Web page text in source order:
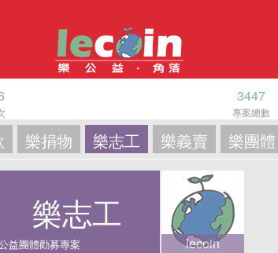
3447
專案總數
樂捐物 樂志工 樂義賣 樂團體
樂志工
益團體勸募專案 lecoin